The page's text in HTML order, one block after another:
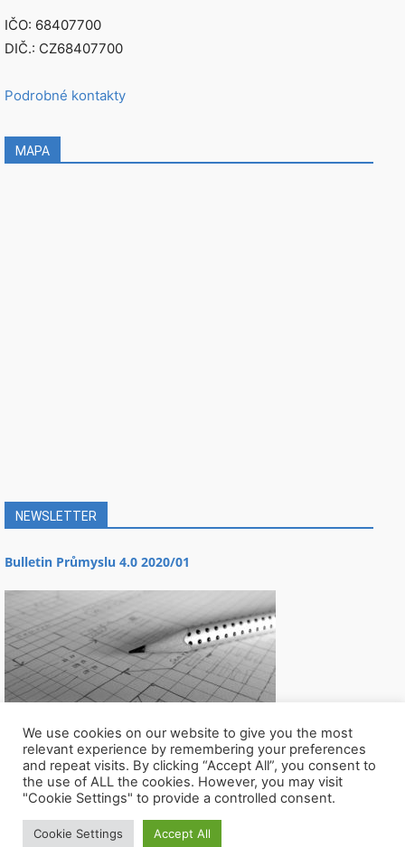
IČO: 68407700
DIČ.: CZ68407700
Podrobné kontakty
MAPA
NEWSLETTER
Bulletin Průmyslu 4.0 2020/01
We use cookies on our website to give you the most
relevant experience by remembering your preferences
and repeat visits. By clicking “Accept All”, you consent to
the use of ALL the cookies. However, you may visit
"Cookie Settings" to provide a controlled consent.
Cookie Settings Accept All